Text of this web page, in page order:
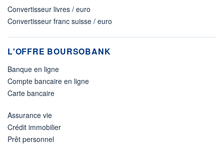
Convertisseur livres / euro
Convertisseur franc suisse / euro
L'OFFRE BOURSOBANK
Banque en ligne
Compte bancaire en ligne
Carte bancaire
Assurance vie
Crédit immobilier
Prêt personnel